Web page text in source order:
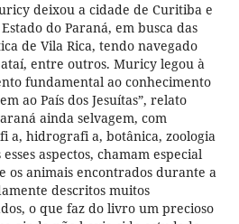
deixou a cidade de Curitiba e
do Paraná, em busca das
de Vila Rica, tendo navegado
entre outros. Muricy legou à
fundamental ao conhecimento
ao País dos Jesuítas”, relato
ainda selvagem, com
a, hidrografi a, botânica, zoologia
aspectos, chamam especial
os animais encontrados durante a
descritos muitos
o que faz do livro um precioso